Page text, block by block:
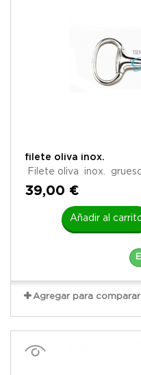
filete oliva inox.
Filete oliva inox.
39,00 €
Añadir al
Agregar para comparar